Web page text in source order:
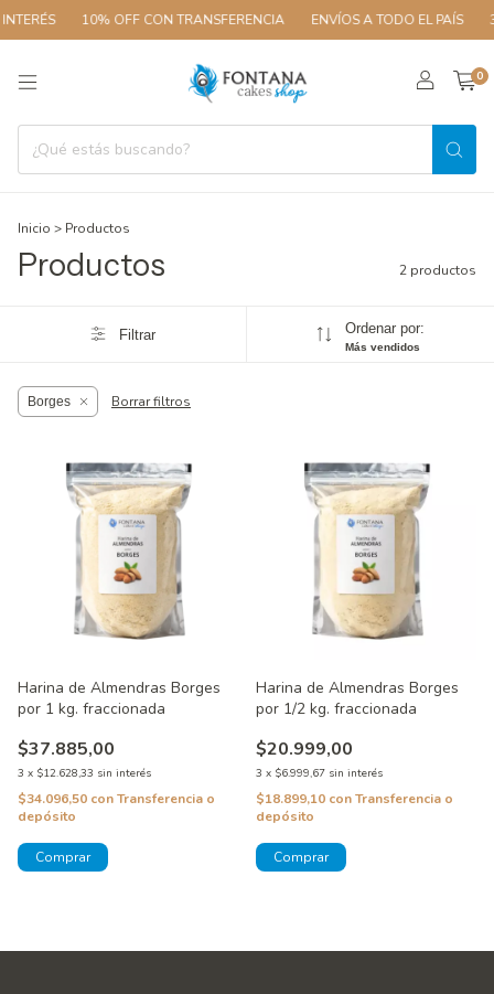
10% OFF CON TRANSFERENCIA ENVÍOS A TODO EL PAÍS
0
Inicio > Productos
Productos 2 productos
Filtrar Ordenar por:
Más vendidos
Borges Borrar filtros
Harina de Almendras Borges
por 1 kg. fraccionada
$37.885,00
3 x $12.628,33 sin interés
$34.096,50 conTransferencia o
depósito
Harina de Almendras Borges
por 1/2 kg. fraccionada
$20.999,00
3 x $6.999,67 sin interés
$18.899,10 conTransferencia o
depósito